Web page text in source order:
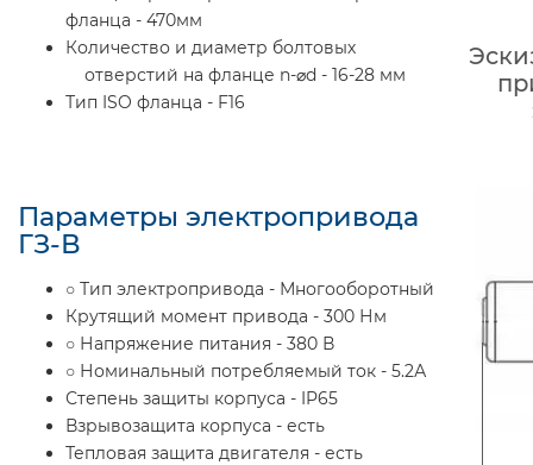
фланца - 470мм
Количество и диаметр болтовых
отверстий на фланце n-⌀d - 16-28 мм
Тип ISO фланца - F16
Параметры электропривода
ГЗ-В
○ Тип электропривода - Многооборотный
Крутящий момент привода - 300 Нм
○ Напряжение питания - 380 В
○ Номинальный потребляемый ток - 5.2А
Степень защиты корпуса - IP65
Взрывозащита корпуса - есть
Тепловая защита двигателя - есть